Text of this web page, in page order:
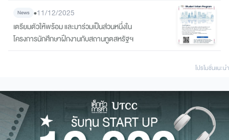
รางวัลที่ 2 จากการแข่งขันพากย์เสียงวิดีโอภาษา
จีน ระดับอุดมศึกษา
News •11/12/2025
เตรียมตัวให้พร้อม และมาร่วมเป็นส่วนหนึ่งใน
โครงการนักศึกษาฝึกงานกับสถานทูตสหรัฐฯ
โปรโมชั่นแนะนํา